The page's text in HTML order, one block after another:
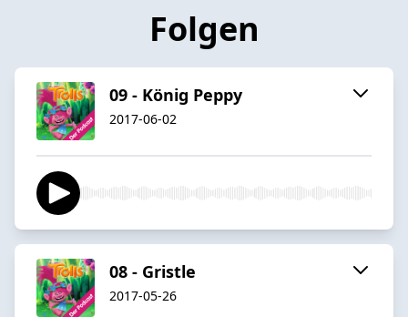
Folgen
09 - König Peppy
2017-06-02
08 - Gristle
2017-05-26